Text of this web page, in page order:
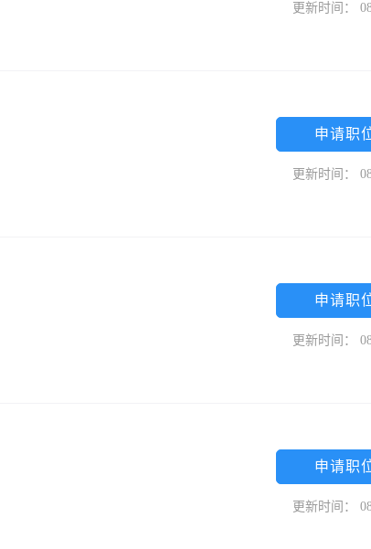
更新时间：
申请职
更新时间：
申请职
更新时间：
申请职
更新时间：